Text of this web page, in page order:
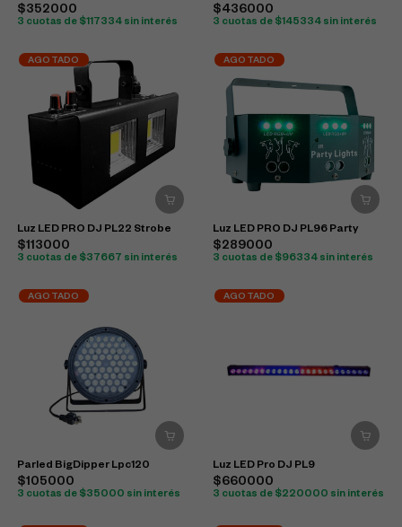
$352000
3 cuotas de $117334 sin interés
$436000
3 cuotas de $145334 sin interés
AGOTADO
Luz LED PRO DJ PL22 Strobe
$113000
3 cuotas de $37667 sin interés
AGOTADO
Luz LED PRO DJ PL96 Party
$289000
3 cuotas de $96334 sin interés
AGOTADO
Parled BigDipper Lpc120
$105000
3 cuotas de $35000 sin interés
AGOTADO
Luz LED Pro DJ PL9
$660000
3 cuotas de $220000 sin interés